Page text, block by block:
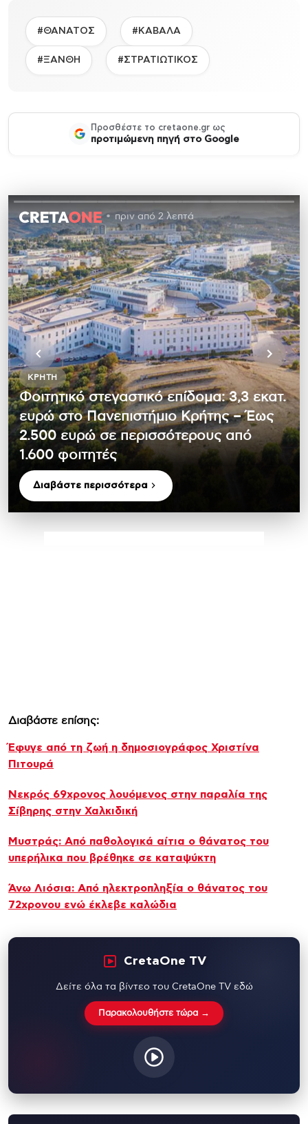
#ΘΑΝΑΤΟΣ #ΚΑΒΑΛΑ
#ΞΑΝΘΗ #ΣΤΡΑΤΙΩΤΙΚΟΣ
Προσθέστε το cretaone.gr ως
προτιμώμενη πηγή στο Google
πριν από 2 λεπτά
ΚΡΉΤΗ
Φοιτητικό στεγαστικό επίδομα: 3,3 εκατ.
ευρώ στο Πανεπιστήμιο Κρήτης – Έως
2.500 ευρώ σε περισσότερους από
1.600 φοιτητές
Διαβάστε περισσότερα
Διαβάστε επίσης:
Έφυγε από τη ζωή η δημοσιογράφος Χριστίνα
Πιτουρά
Νεκρός 69χρονος λουόμενος στην παραλία της
Σίβηρης στην Χαλκιδική
Μυστράς: Από παθολογικά αίτια ο θάνατος του
υπερήλικα που βρέθηκε σε καταψύκτη
Άνω Λιόσια: Από ηλεκτροπληξία ο θάνατος του
72χρονου ενώ έκλεβε καλώδια
CretaOne TV
Δείτε όλα τα βίντεο του CretaOne TV εδώ
Παρακολουθήστε τώρα →